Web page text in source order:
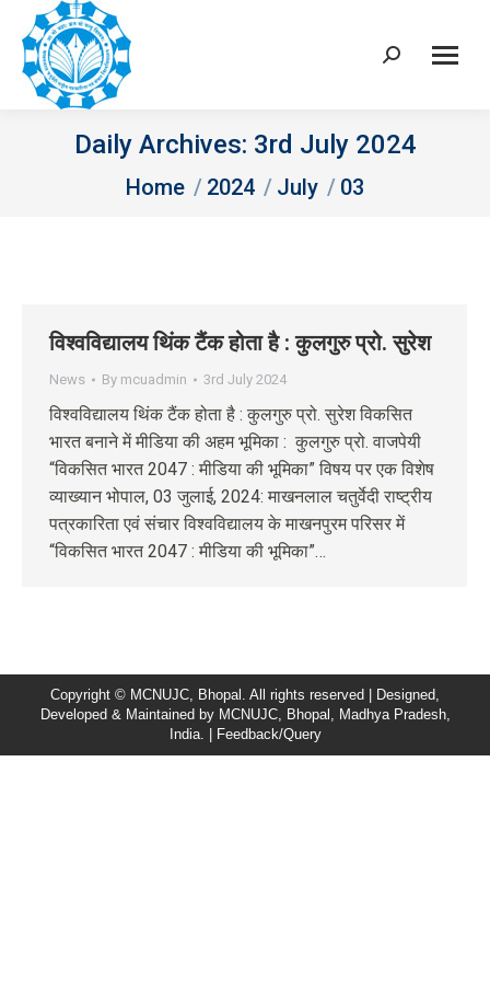
Search:
Daily Archives: 3rd July 2024
You are here:
Home 2024 July 03
विश्वविद्यालय थिंक टैंक होता है : कुलगुरु प्रो. सुरेश
News By mcuadmin 3rd July 2024
विश्वविद्यालय थिंक टैंक होता है : कुलगुरु प्रो. सुरेश विकसित
भारत बनाने में मीडिया की अहम भूमिका : कुलगुरु प्रो. वाजपेयी
“विकसित भारत 2047 : मीडिया की भूमिका” विषय पर एक विशेष
व्याख्यान भोपाल, 03 जुलाई, 2024: माखनलाल चतुर्वेदी राष्ट्रीय
पत्रकारिता एवं संचार विश्वविद्यालय के माखनपुरम परिसर में
“विकसित भारत 2047 : मीडिया की भूमिका”…
Copyright © MCNUJC, Bhopal. All rights reserved | Designed,
Developed & Maintained by MCNUJC, Bhopal, Madhya Pradesh,
India. |
Feedback/Query